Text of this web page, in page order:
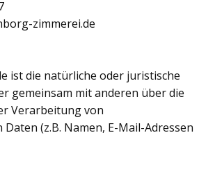
zimmerei.de
ist die natürliche oder juristische
gemeinsam mit anderen über die
Verarbeitung von
(z.B. Namen, E-Mail-Adressen